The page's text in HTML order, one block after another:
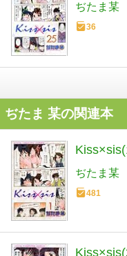
ぢたま某
36
ぢたま 某の関連本
ぢたま某
481